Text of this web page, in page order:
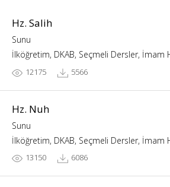
Hz. Salih
Sunu
İlköğretim, DKAB, Seçmeli Dersler, İmam
12175 5566
Hz. Nuh
Sunu
İlköğretim, DKAB, Seçmeli Dersler, İmam
13150 6086